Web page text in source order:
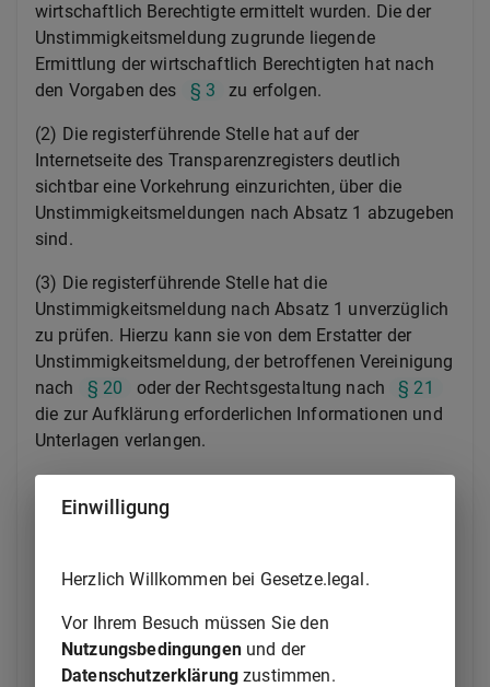
wirtschaftlich Berechtigte ermittelt wurden. Die der
Unstimmigkeitsmeldung zugrunde liegende
Ermittlung der wirtschaftlich Berechtigten hat nach
den Vorgaben des
§ 3 zu erfolgen.
(2) Die registerführende Stelle hat auf der
Internetseite des Transparenzregisters deutlich
sichtbar eine Vorkehrung einzurichten, über die
Unstimmigkeitsmeldungen nach Absatz 1 abzugeben
sind.
(3) Die registerführende Stelle hat die
Unstimmigkeitsmeldung nach Absatz 1 unverzüglich
zu prüfen. Hierzu kann sie von dem Erstatter der
Unstimmigkeitsmeldung, der betroffenen Vereinigung
nach
§ 20 oder der Rechtsgestaltung nach
§ 21
die zur Aufklärung erforderlichen Informationen und
Unterlagen verlangen.
(3a) Im Rahmen der Prüfung der
Unstimmigkeitsmeldung erstellt die registerführende
Nachfragen nach Absatz 3 erhaltenen Informationen
und Unterlagen Eigentums- und
Kontrollstrukturübersichten der betroffenen
Vereinigung nach § 20 oder der Rechtsgestaltung
Einwilligung
Herzlich Willkommen bei Gesetze.legal.
Vor Ihrem Besuch müssen Sie den
Nutzungsbedingungenund der
Datenschutzerklärung zustimmen.